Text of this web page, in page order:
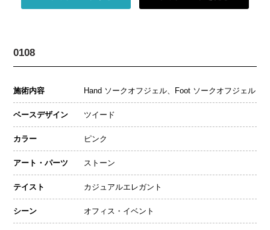
0108
施術内容 Hand ソークオフジェル、Foot ソークオフジェル
ベースデザイン ツイード
カラー ピンク
アート・パーツ ストーン
テイスト カジュアルエレガント
シーン オフィス・イベント